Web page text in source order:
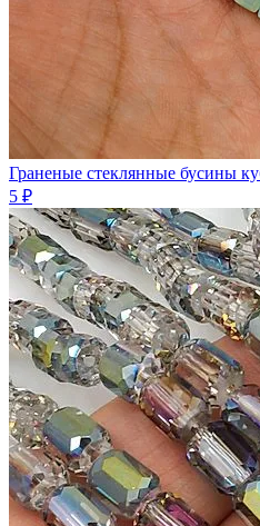
Граненые стеклянные бусины
5 ₽